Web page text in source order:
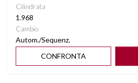
Cilindrata
1.968
Cambio
Autom./Sequenz.
CONFRONTA